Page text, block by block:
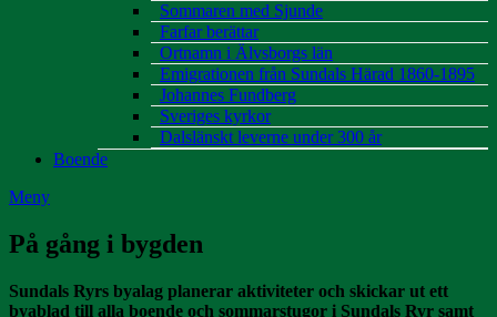
Sommaren med Sjunde
Farfar berättar
Ortnamn i Älvsborgs län
Emigrationen från Sundals Härad 1860-1895
Johannes Fundberg
Sveriges kyrkor
Dalslänskt leverne under 300 år
Boende
Meny
På gång i bygden
Sundals Ryrs byalag planerar aktiviteter och skickar ut ett
byablad till alla boende och sommarstugor i Sundals Ryr samt